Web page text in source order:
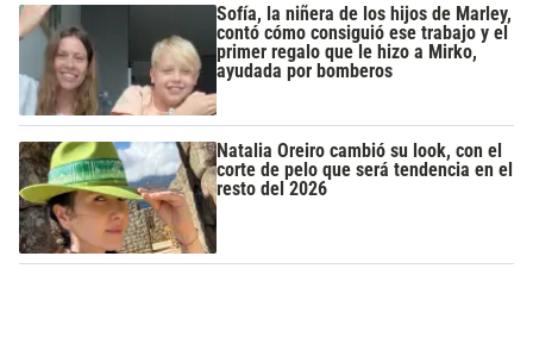
Sofía, la niñera de los hijos de Marley,
contó cómo consiguió ese trabajo y el
primer regalo que le hizo a Mirko,
ayudada por bomberos
Natalia Oreiro cambió su look, con el
corte de pelo que será tendencia en el
resto del 2026